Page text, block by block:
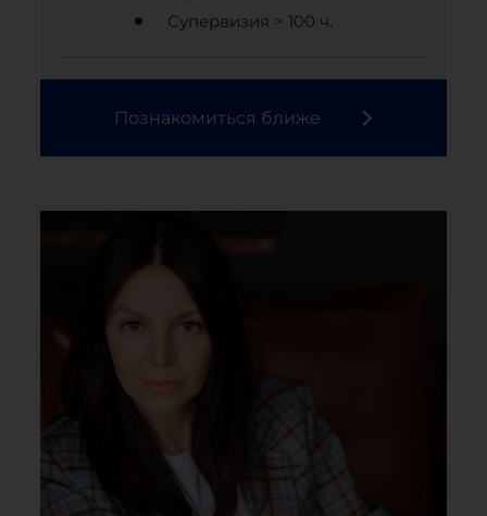
Супервизия > 100 ч.
Познакомиться ближе